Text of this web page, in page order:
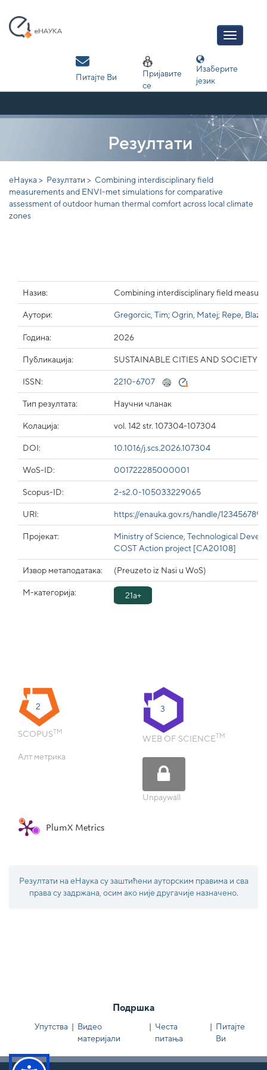
navigation
Питајте Ви
Пријавите
се
Изаберите
језик
Резултати
еНаука > Резултати > Combining interdisciplinary field
measurements and ENVI-met simulations for comparative
assessment of outdoor human thermal comfort across local climate
zones
Назив: Combining interdisciplinary field
Аутори: Gregorcic, Tim; Ogrin, Matej; Repe, Blaz
Година: 2026
Публикација: SUSTAINABLE CITIES AND SOCIETY
ISSN: 2210-6707
Тип резултата: Научни чланак
Колација: vol. 142 str. 107304-107304
DOI: 10.1016/j.scs.2026.107304
WoS-ID: 001722285000001
Scopus-ID: 2-s2.0-105033229065
URI: https://enauka.gov.rs/handle/123456789/
Пројекат:
Ministry of Science, Technological
COST Action project [CA20108]
Извор метаподатака: (Preuzeto iz Nasi u WoS)
М-категорија: 21a+
2
SCOPUSTM
3
WEB OF SCIENCETM
Алт метрика
Unpaywall
PlumX Metrics
Резултати на еНаука су заштићени ауторским правима и сва
права су задржана, осим ако није другачије назначено.
Подршка
Упутства | Видео
материјали
| Честа
питања
| Питајте
Ви